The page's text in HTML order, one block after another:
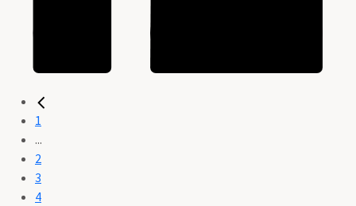
1
...
2
3
4